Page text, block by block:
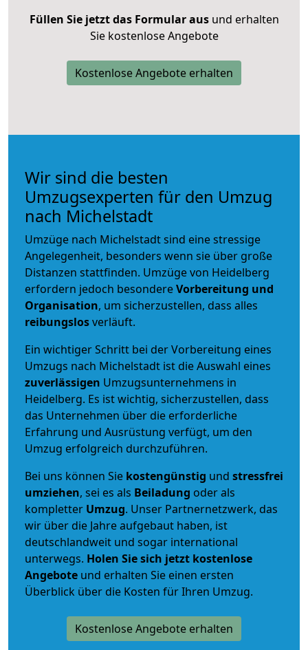
Füllen Sie jetzt das Formular ausund erhalten
Sie kostenlose Angebote
Kostenlose Angebote erhalten
Wir sind die besten
Umzugsexperten für den Umzug
nach Michelstadt
Umzüge nach Michelstadt sind eine stressige
Angelegenheit, besonders wenn sie über große
Distanzen stattfinden. Umzüge von Heidelberg
erfordern jedoch besondereVorbereitung und
Organisation, um sicherzustellen, dass alles
reibungslosverläuft.
Ein wichtiger Schritt bei der Vorbereitung eines
Umzugs nach Michelstadt ist die Auswahl eines
zuverlässigen Umzugsunternehmens in
Heidelberg. Es ist wichtig, sicherzustellen, dass
das Unternehmen über die erforderliche
Erfahrung und Ausrüstung verfügt, um den
Umzug erfolgreich durchzuführen.
Bei uns können Sie kostengünstig und stressfrei
umziehen, sei es als Beiladung oder als
kompletter Umzug. Unser Partnernetzwerk, das
wir über die Jahre aufgebaut haben, ist
deutschlandweit und sogar international
unterwegs. Holen Sie sich jetzt kostenlose
Angebote und erhalten Sie einen ersten
Überblick über die Kosten für Ihren Umzug.
Kostenlose Angebote erhalten